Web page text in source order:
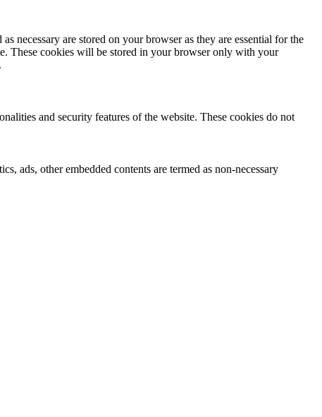
necessary are stored on your browser as they are essential for the
These cookies will be stored in your browser only with your
and security features of the website. These cookies do not
ads, other embedded contents are termed as non-necessary